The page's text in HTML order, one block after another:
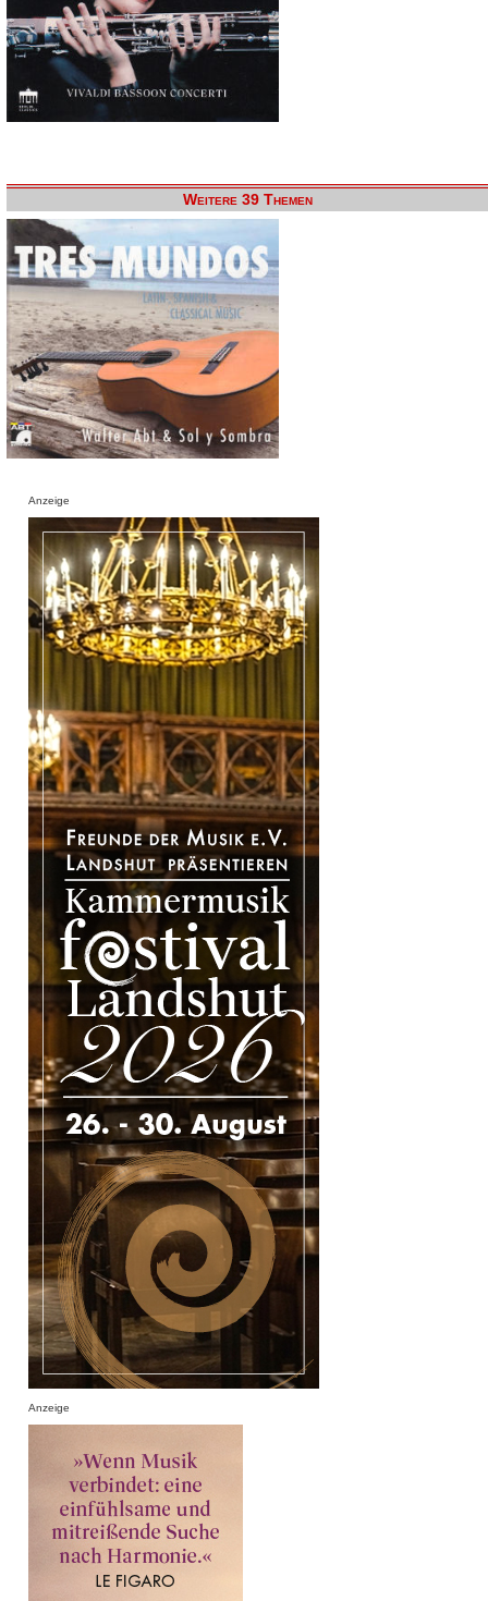
Weitere 39 Themen
Anzeige
Anzeige